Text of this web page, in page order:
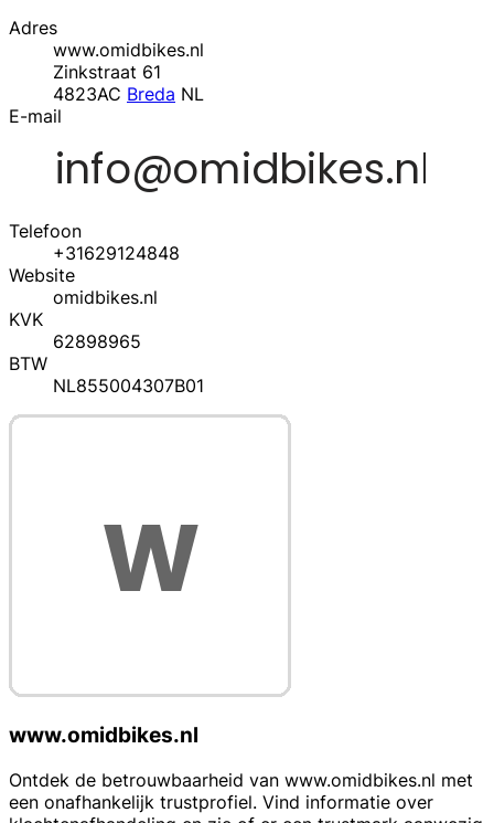
Adres
www.omidbikes.nl
Zinkstraat 61
4823AC Breda NL
E-mail
Telefoon
+31629124848
Website
omidbikes.nl
KVK
62898965
BTW
NL855004307B01
www.omidbikes.nl
Ontdek de betrouwbaarheid van www.omidbikes.nl met
een onafhankelijk trustprofiel. Vind informatie over